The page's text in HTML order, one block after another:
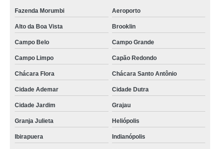
mobiliário técnico noc Barros Filho
mobiliários técnicos laboratório Lagoa
mobiliários técnicos para sala de operação Vila Tramontano
mobiliários técnicos elevatória São Gonçalo
mobiliário técnico para salas de monitoramento preços Quintino Bocaiuva
mobiliário técnico cco Vila Andrade
mobiliário técnico para monitoramento preços Chácara Inglesa
Fazenda Morumbi Aeroporto
Alto da Boa Vista Brooklin
Campo Belo Campo Grande
Campo Limpo Capão Redondo
Chácara Flora Chácara Santo Antônio
Cidade Ademar Cidade Dutra
Cidade Jardim Grajau
Granja Julieta Heliópolis
Ibirapuera Indianópolis